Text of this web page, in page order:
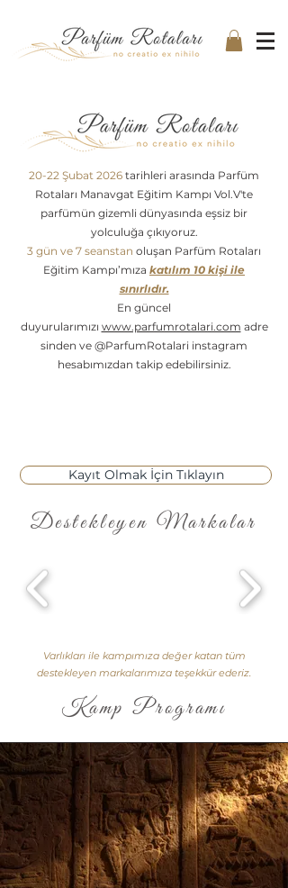
20-22 Şubat 2026 tarihleri arasında Parfüm
Rotaları Manavgat Eğitim Kampı Vol.V'te
parfümün gizemli dünyasında eşsiz bir
yolculuğa çıkıyoruz.
3 gün ve 7 seanstan oluşan Parfüm Rotaları
Eğitim Kampı’mıza katılım 10 kişi ile
sınırlıdır.
En güncel
duyurularımızı www.parfumrotalari.com adre
sinden ve @ParfumRotalari instagram
hesabımızdan takip edebilirsiniz.​
Kayıt Olmak İçin Tıklayın
Destekleyen Markalar
Varlıkları ile kampımıza değer katan tüm
destekleyen markalarımıza teşekkür ederiz.
Kamp Programı